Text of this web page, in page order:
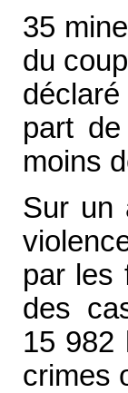
35
du
part
moins
Sur un
par les
des
15 982
crimes